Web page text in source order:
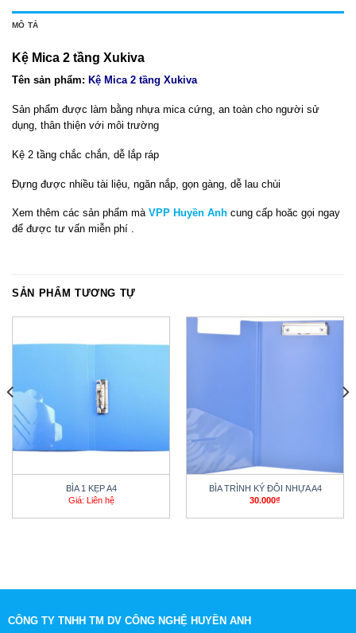
MÔ TẢ
Kệ Mica 2 tầng Xukiva
Tên sản phẩm: Kệ Mica 2 tầng Xukiva
Sản phẩm được làm bằng nhựa mica cứng, an toàn cho người sử
dụng, thân thiện với môi trường
Kệ 2 tầng chắc chắn, dễ lắp ráp
Đựng được nhiều tài liệu, ngăn nắp, gọn gàng, dễ lau chùi
Xem thêm các sản phẩm mà VPP Huyền Anh cung cấp hoăc gọi ngay
để được tư vấn miễn phí .
SẢN PHẨM TƯƠNG TỰ
BÌA 1 KẸP A4
Giá: Liên hệ
BÌA TRÌNH KÝ ĐÔI NHỰA A4
30.000₫
CÔNG TY TNHH TM DV CÔNG NGHỆ HUYỀN ANH